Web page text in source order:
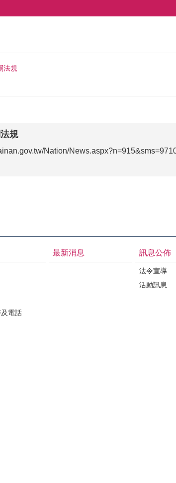
法規
規
Nation/
電話
最新消息 訊息公佈
法令宣導
活動訊息